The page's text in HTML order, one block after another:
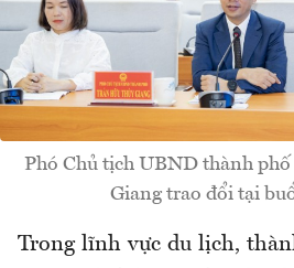
Phó Chủ tịch UBND thành
Giang trao đổi tại
Trong lĩnh vực du lịch,